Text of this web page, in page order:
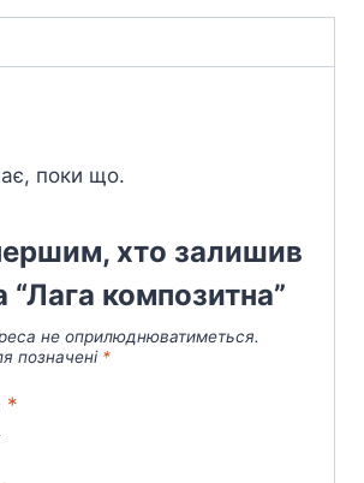
поки що.
хто залишив
“Лага композитна”
не оприлюднюватиметься.
позначені *
*